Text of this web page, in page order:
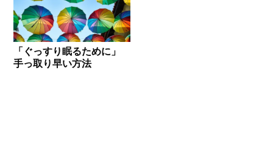
「ぐっすり眠るために」
手っ取り早い方法